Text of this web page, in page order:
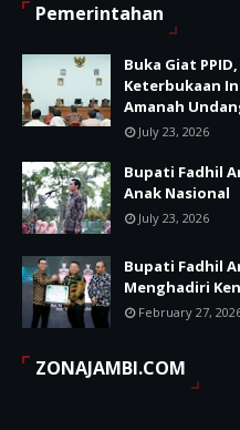
Pemerintahan
Buka Giat
Keterbukaan
Amanah
July 23, 2026
Bupati Fadhil
Anak Nasional
July 23, 2026
Bupati Fadhil
Menghadiri
February 27,
ZONAJAMBI.COM